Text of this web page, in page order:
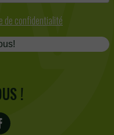
de confidentialité
!